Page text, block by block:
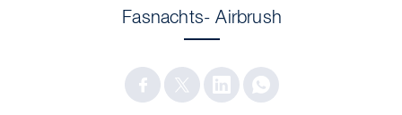
Fasnachts- Airbrush